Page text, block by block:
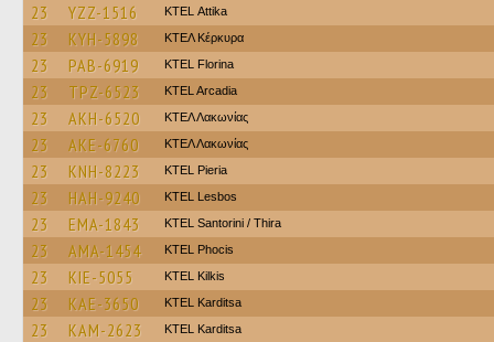
23 YZZ-1516 KΤΕL Αttika
23 KYH-5898 ΚΤΕΛ Κέρκυρα
23 PAB-6919 KTEL Florina
23 TPZ-6523 KTEL Arcadia
23 AKH-6520 ΚΤΕΛ Λακωνίας
23 AKE-6760 ΚΤΕΛ Λακωνίας
23 KNH-8223 KTEL Pieria
23 HAH-9240 KTEL Lesbos
23 EMA-1843 KTEL Santorini / Thira
23 AMA-1454 ΚΤΕL Phocis
23 KIE-5055 KTEL Kilkis
23 KAE-3650 ΚΤΕL Karditsa
23 KAM-2623 ΚΤΕL Karditsa